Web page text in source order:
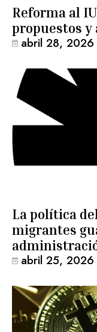
Reforma al
propuestos y
abril 28, 2026
La política
migrantes
abril 25, 2026